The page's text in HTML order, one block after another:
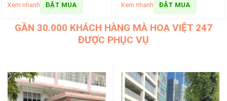
Xem nhanh ĐẶT MUA Xem nhanh ĐẶT MUA
GẦN 30.000 KHÁCH HÀNG MÀ HOA VIỆT 247
ĐƯỢC PHỤC VỤ